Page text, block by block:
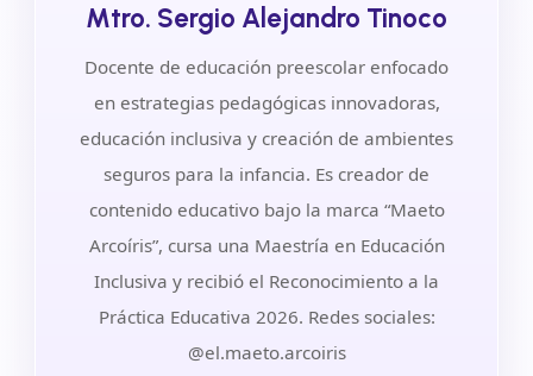
Mtro. Sergio Alejandro Tinoco
Docente de educación preescolar enfocado
en estrategias pedagógicas innovadoras,
educación inclusiva y creación de ambientes
seguros para la infancia. Es creador de
contenido educativo bajo la marca “Maeto
Arcoíris”, cursa una Maestría en Educación
Inclusiva y recibió el Reconocimiento a la
Práctica Educativa 2026. Redes sociales:
@el.maeto.arcoiris